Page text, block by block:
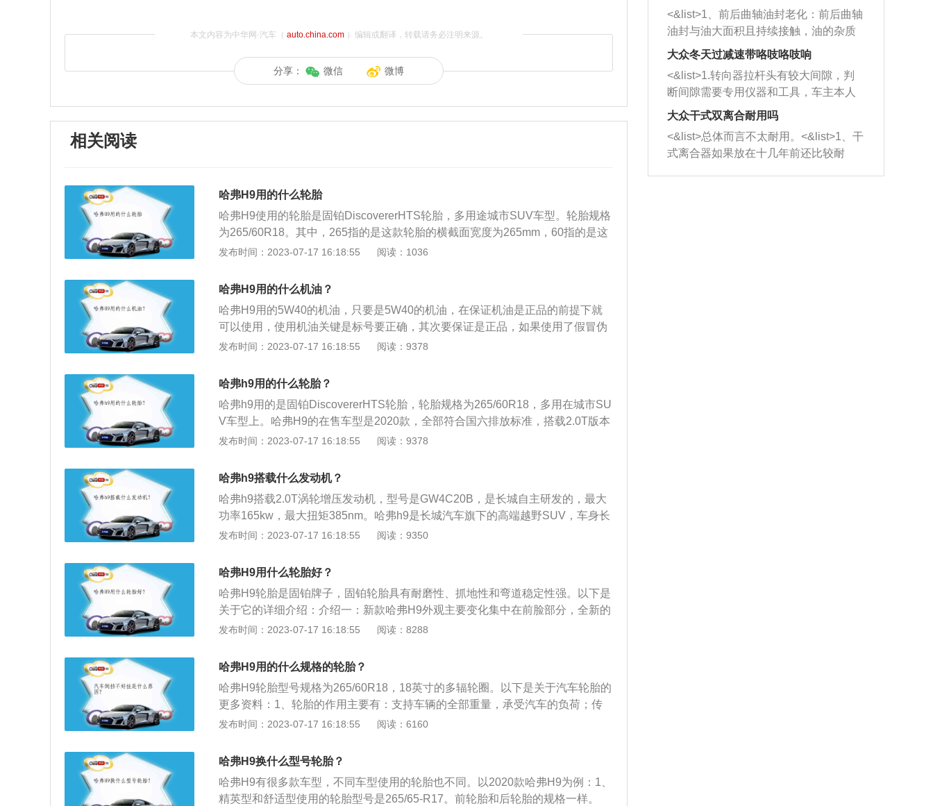
本文内容为中华网·汽车（ auto.china.com）编辑或翻译，转载请务必注明来源。
分享： 微信 微博
相关阅读
哈弗H9用的什么轮胎
哈弗H9使用的轮胎是固铂DiscovererHTS轮胎，多用途城市SUV车型。轮胎规格
为265/60R18。其中，265指的是这款轮胎的横截面宽度为265mm，60指的是这
款轮胎的扁平比为60，18指的是这款轮胎的配套轮毂直径为18英寸。哈弗H9外
杠，还有更加运动更加凶悍的大灯组，营造出硬朗霸气的视觉效果。家族式的大
尺寸前脸，镀铬装饰的獠牙格栅，再加上整体尺寸庞大的车身，一改纯正硬派越
野车的方正感，又不失魁梧车体的霸气感。内饰方面，哈弗H9的仪表盘样式由双
炮筒式变为一体式，并换装上大尺寸的液晶屏幕。此外，新车中控区域换装了全
新的电子档杆，周围按键布局相比现款车型也有所调整，全地形反馈系统旋钮位
发布时间：2023-07-17 16:18:55 阅读：1036
哈弗H9用的什么机油？
哈弗H9用的5W40的机油，只要是5W40的机油，在保证机油是正品的前提下就
可以使用，使用机油关键是标号要正确，其次要保证是正品，如果使用了假冒伪
劣的机油，不但对汽车发动机起不到保护的作用，反而会损伤发动机。现在卖机
一些大品牌的机油会更可靠一些，汽车使用什么标号的机油，应该以厂家推荐的
为准。哈弗H9在售的车型是2020款，共有6款车型，全部满足国六排放标准，动
力方面搭载2.0升直列4缸涡轮增压发动机，匹配8挡手自一体变速箱，最大功率是
165千瓦，最大扭矩是385牛米。
发布时间：2023-07-17 16:18:55 阅读：9378
哈弗h9用的什么轮胎？
哈弗h9用的是固铂DiscovererHTS轮胎，轮胎规格为265/60R18，多用在城市SU
V车型上。哈弗H9的在售车型是2020款，全部符合国六排放标准，搭载2.0T版本
发动机，发动机型号为GW4C20B，实际排量为1967ml，共有4个气缸，排列形
配气机构为DOHC，最大功率转速为5500转，最大扭矩转速为3600转，缸体和缸
盖的制造材料分别是铸铁和铝合金，供油方式为直喷。哈弗H9在售车型的长宽高
分别为4856mm、1926mm、1900mm，轴距为2800mm。
发布时间：2023-07-17 16:18:55 阅读：9378
哈弗h9搭载什么发动机？
哈弗h9搭载2.0T涡轮增压发动机，型号是GW4C20B，是长城自主研发的，最大
功率165kw，最大扭矩385nm。哈弗h9是长城汽车旗下的高端越野SUV，车身长
宽高分别是4856mm、1926mm、1900mm，轴距是2800mm。配置方面，哈弗h
2级自动驾驶、三把差速器锁、CCO低速越野巡航等功能。
发布时间：2023-07-17 16:18:55 阅读：9350
哈弗H9用什么轮胎好？
哈弗H9轮胎是固铂牌子，固铂轮胎具有耐磨性、抓地性和弯道稳定性强。以下是
关于它的详细介绍：介绍一：新款哈弗H9外观主要变化集中在前脸部分，全新的
格栅，新的格栅镀铬饰条更加粗壮，内部则是双幅式造型。介绍二：中控台采用
点缀，非常时尚。介绍三：中控台镶嵌的大尺寸多媒体显示屏，集成了车内大多
数的娱乐功能。配备全景天窗，具备时速120KW/h自动闭窗、防夹、雨量感应自
动闭窗等多项智能功能。
发布时间：2023-07-17 16:18:55 阅读：8288
哈弗H9用的什么规格的轮胎？
哈弗H9轮胎型号规格为265/60R18，18英寸的多辐轮圈。以下是关于汽车轮胎的
更多资料：1、轮胎的作用主要有：支持车辆的全部重量，承受汽车的负荷；传
送牵引和制动的扭力，保证车轮与路面的附着力；减轻和吸收汽车在行驶时的震
降低行驶时的噪音，保证行驶的安全性、操纵稳定性、舒适性和节能经济性。
2、轮胎通常由外胎、内胎、垫带3部分组成。也有轮胎不需要内胎，其胎体内层
有气密性好的橡胶层，且需配专用的轮辋。
发布时间：2023-07-17 16:18:55 阅读：6160
哈弗H9换什么型号轮胎？
哈弗H9有很多款车型，不同车型使用的轮胎也不同。以2020款哈弗H9为例：1、
精英型和舒适型使用的轮胎型号是265/65-R17。前轮胎和后轮胎的规格一样。
西取出来。但如果是因为积碳过多引起
的堵塞，就需要将三元催化器泡在草酸
洗剂对堵塞的情况得到解决，将清洗剂
放在燃油箱中，与燃油混合后，车辆启
动时，就可以和汽油一起进入到燃烧
室，最后形成废气排出，就可以让三元
催化器得到清洗，排气管堵塞的情况就
能够得到解决。
一圈半的练习，往右同样也要打相同的
圈数。 <&list>3、最后强调要反复练
习，这样就可以形成肌肉记忆，在真实
驾驶车辆时，不需要记忆也能打好方
向。
<&list>1、前后曲轴油封老化：前后曲轴
油封与油大面积且持续接触，油的杂质
和发动机内持续温度变化使其密封效果
逐渐减弱，导致渗油或漏油。<&list>2、
活塞间隙过大：积碳会使活塞环与缸体
的间隙扩大，导致机油流入燃烧室中，
造成烧机油。<&list>3、机油粘度。使用
机油粘度过小的话，同样会有烧机油现
象，机油粘度过小具有很好的流动性，
大众冬天过减速带咯吱咯吱响
<&list>1.转向器拉杆头有较大间隙，判
断间隙需要专用仪器和工具，车主本人
无法制作，需要将车辆送到修理厂或4s
店；<&list>2.车辆半轴套管防尘罩破
裂，破裂后会出现漏油现象，使半轴磨
损严重，磨损的半轴容易损坏，产生异
响；<&list>3.稳定器的转向胶套和球头
大众干式双离合耐用吗
<&list>总体而言不太耐用。<&list>1、干
式离合器如果放在十几年前还比较耐